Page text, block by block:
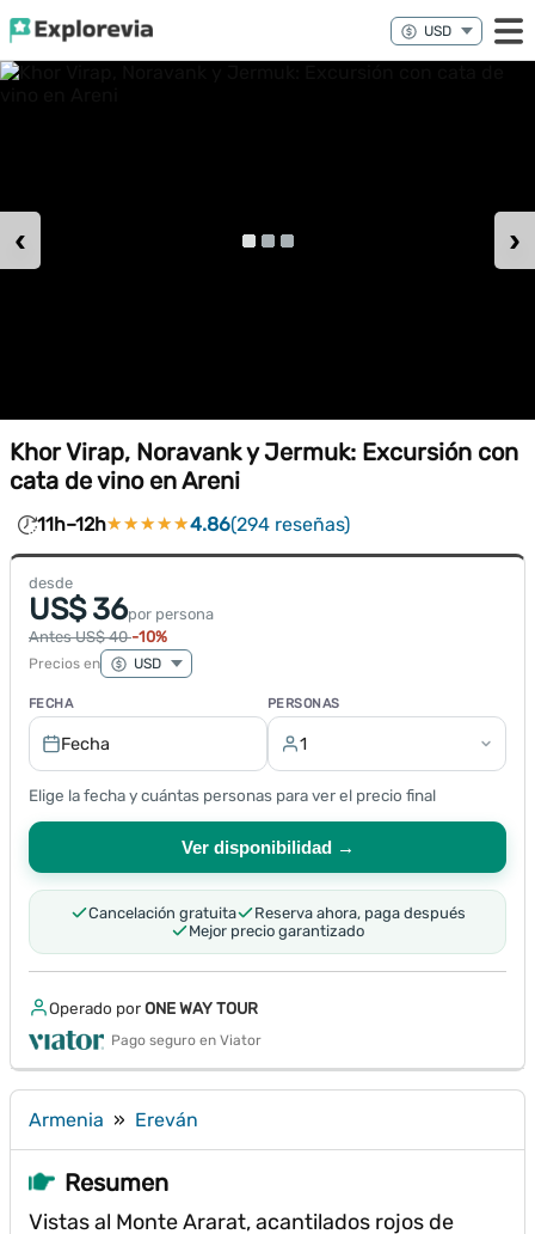
‹ ›
Khor Virap, Noravank y Jermuk: Excursión con
cata de vino en Areni
11h–12h★★★★★
★★★★★4.86(294 reseñas)
desde
US$ 36por persona
Antes US$ 40-10%
Precios en
FECHA
Fecha
PERSONAS
1
Elige la fecha y cuántas personas para ver el precio final
Ver disponibilidad →
Cancelación gratuita
Reserva ahora, paga después
Mejor precio garantizado
Operado porONE WAY TOUR
Pago seguro en Viator
Armenia » Ereván
Resumen
Vistas al Monte Ararat, acantilados rojos de